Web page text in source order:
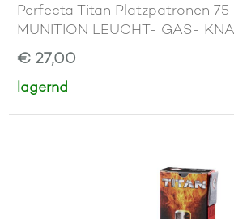
Perfecta Titan Platzpatronen
MUNITION LEUCHT- GAS-
€ 27,00
lagernd